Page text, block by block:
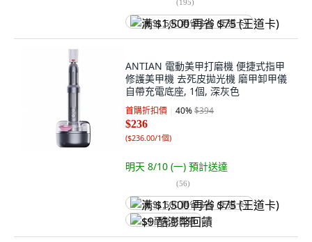
(195)
满 $1,500 再省 $75 (王道卡)
ANTIAN 電動美甲打磨機 便捷式指甲
修護美甲機 去死皮拋光機 磨甲卸甲儀
自帶充電底座, 1個, 深灰色
首購折扣價 40%$394
$236
($236.00/1個)
明天 8/10 (一) 預計送達
(56)
满 $1,500 再省 $75 (王道卡)
$9 酷澎幣回饋